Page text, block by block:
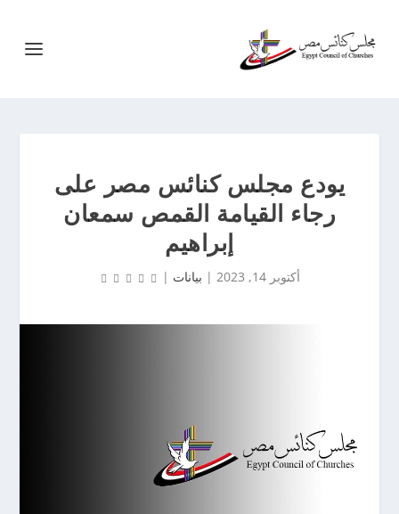
يودع مجلس كنائس مصر على
رجاء القيامة القمص سمعان
إبراهيم
أكتوبر 14, 2023 | بيانات |